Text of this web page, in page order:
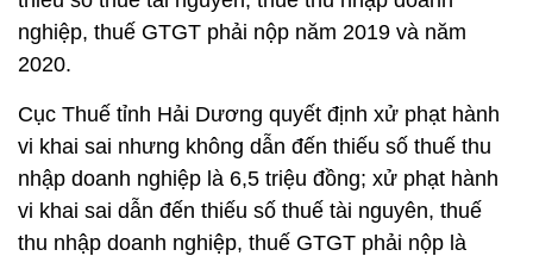
nghiệp, thuế GTGT phải nộp năm 2019 và năm
2020.
Cục Thuế tỉnh Hải Dương quyết định xử phạt hành
vi khai sai nhưng không dẫn đến thiếu số thuế thu
nhập doanh nghiệp là 6,5 triệu đồng; xử phạt hành
vi khai sai dẫn đến thiếu số thuế tài nguyên, thuế
thu nhập doanh nghiệp, thuế GTGT phải nộp là